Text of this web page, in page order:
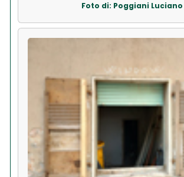
Foto di: Poggiani Luciano